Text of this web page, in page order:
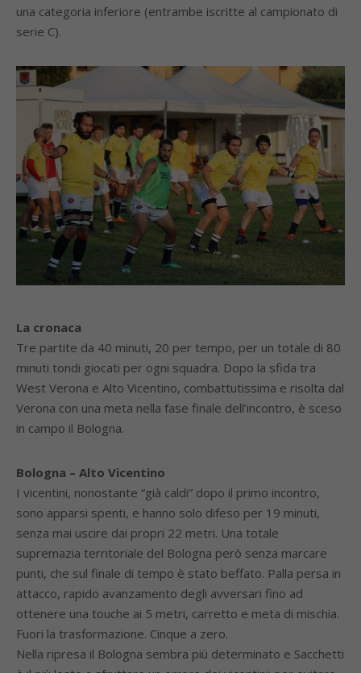
una categoria inferiore (entrambe iscritte al campionato di
serie C).
La cronaca
Tre partite da 40 minuti, 20 per tempo, per un totale di 80
minuti tondi giocati per ogni squadra. Dopo la sfida tra
West Verona e Alto Vicentino, combattutissima e risolta dal
Verona con una meta nella fase finale dell’incontro, è sceso
in campo il Bologna.
Bologna – Alto Vicentino
I vicentini, nonostante “già caldi” dopo il primo incontro,
sono apparsi spenti, e hanno solo difeso per 19 minuti,
senza mai uscire dai propri 22 metri. Una totale
supremazia territoriale del Bologna però senza marcare
punti, che sul finale di tempo è stato beffato. Palla persa in
attacco, rapido avanzamento degli avversari fino ad
ottenere una touche ai 5 metri, carretto e meta di mischia.
Fuori la trasformazione. Cinque a zero.
Nella ripresa il Bologna sembra più determinato e Sacchetti